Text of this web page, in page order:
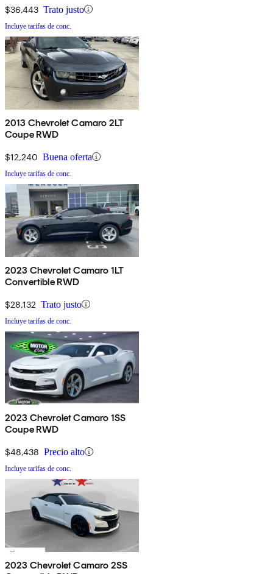
$36,443 Trato justo
Incluye tarifas de conc.
2013 Chevrolet Camaro 2LT
Coupe RWD
$12,240 Buena oferta
Incluye tarifas de conc.
2023 Chevrolet Camaro 1LT
Convertible RWD
$28,132 Trato justo
Incluye tarifas de conc.
2023 Chevrolet Camaro 1SS
Coupe RWD
$48,438 Precio alto
Incluye tarifas de conc.
2023 Chevrolet Camaro 2SS